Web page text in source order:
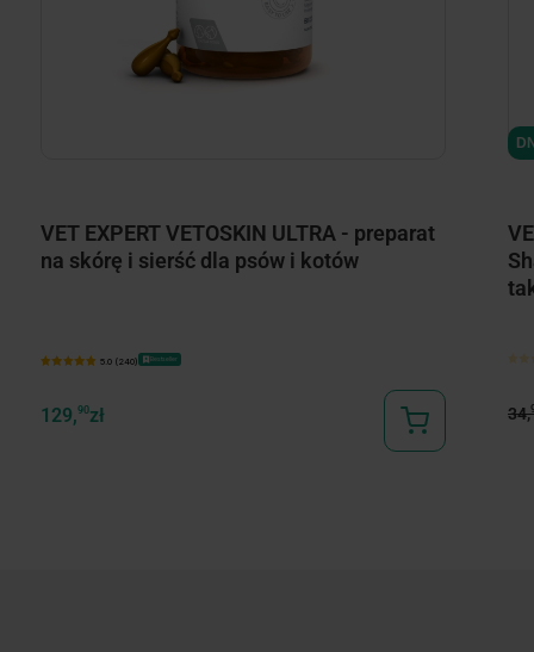
VET EXPERT VETOSKIN ULTRA - preparat
na skórę i sierść dla psów i kotów
5.0 (240) Bestseller
129,90zł 34,